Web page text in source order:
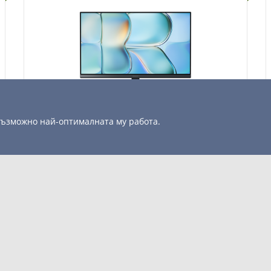
Детайли
Монитор Xiaomi A24i 2026 24" ELA6416EU
най-оптималната му работа.